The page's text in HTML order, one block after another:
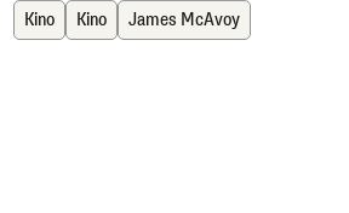
Kino Kino James McAvoy